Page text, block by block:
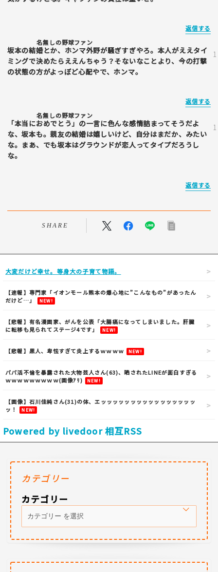
返信する
名無しの野球ファン
坂本の結婚とか、ホンマ外野が騒ぎすぎやろ。本人がええタイ
ミングで決めたらええんちゃう？そないなことより、今の打撃
の状態の方がよっぽど心配やで、ホンマ。
返信する
名無しの野球ファン
「本当におめでとう」の一言に色んな感情詰まってそうだよ
な、坂本も。親友の結婚は嬉しいけど、自分はまだか、みたい
な。まあ、でも坂本はグラウンドが恋人ってタイプだろうし
な。
返信する
SHARE
大変だけど幸せ。等身大の子育て物語。
【速報】専門家「イオンモール熊本の爆心地に”こんなもの”があったん
だけど…」
NEW!
【悲報】有名漫画家、がんを公表「大腸癌になってしまいました。肝臓
に転移も見られてステージ4です」
NEW!
【悲報】黒人、卑怯すぎて炎上するｗｗｗｗ NEW!
パパ活不倫を暴露された大物芸人さん(63)、晒されたLINEが面白すぎる
ｗｗｗｗｗｗｗｗｗ(画像ｱﾘ)
NEW!
【画像】石川佳純さん(31)の体、エッッッッッッッッッッッッッッッッ
ッ！
NEW!
Powered by livedoor 相互RSS
カテゴリー
カテゴリー